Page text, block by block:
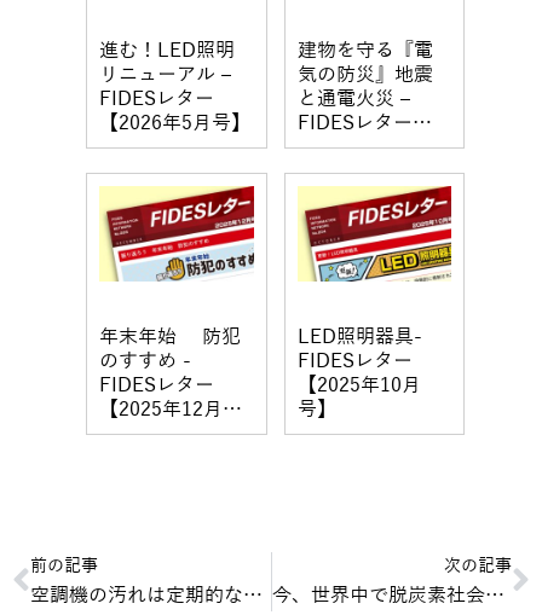
進む！LED照明
リニューアル –
FIDESレター
【2026年5月号】
建物を守る『電
気の防災』地震
と通電火災 –
FIDESレター
【2026年2月号】
年末年始 防犯
のすすめ -
FIDESレター
【2025年12月
号】
LED照明器具-
FIDESレター
【2025年10月
号】
前の記事
空調機の汚れは定期的な清掃を！１年に１回の専門業者による内部清掃で安心して設備をお使い下さい。-FIDESレター【2021年10月号】
次の記事
今、世界中で脱炭素社会への関心が高まっています。今回は脱炭素と省エネについてご紹介します。-FIDESレター【2021年12月号】